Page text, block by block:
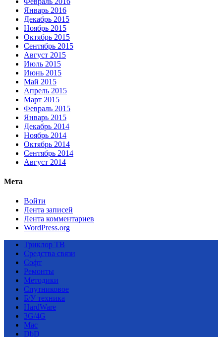
Январь 2016
Декабрь 2015
Ноябрь 2015
Октябрь 2015
Сентябрь 2015
Август 2015
Июль 2015
Июнь 2015
Май 2015
Апрель 2015
Март 2015
Февраль 2015
Январь 2015
Декабрь 2014
Ноябрь 2014
Октябрь 2014
Сентябрь 2014
Август 2014
Мета
Войти
Лента записей
Лента комментариев
WordPress.org
Триклор ТВ
Средства связи
Софт
Ремонты
Методики
Спутниковое
Б/У техника
HardWare
3G/4G
Mac
DbD